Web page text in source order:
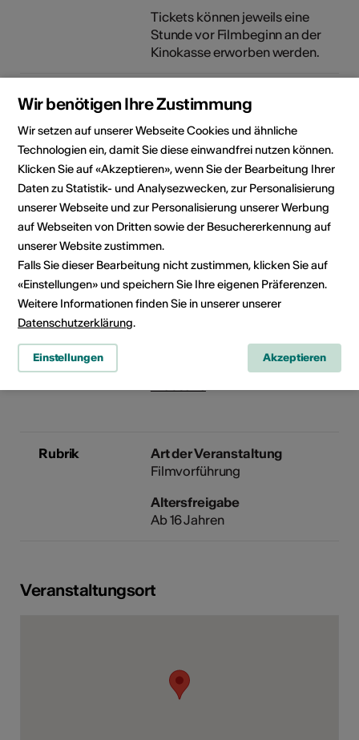
Tickets können jeweils eine
Stunde vor Filmbeginn an der
Kinokasse erworben werden.
Bauliche
Zugänglichkeit
Rollstuhlgängig
Parkplatz
eingeschränkt
rollstuhlgängig
WC nicht
rollstuhlgängig
Details zur baulichen
Zugänglichkeit
Veranstalter
Kino Astoria
Napoleonstrasse 9A
Reservationen +41 27 946 16 26
Rubrik
Art der Veranstaltung
Filmvorführung
Altersfreigabe
Ab 16 Jahren
Veranstaltungsort
Wir benötigen Ihre Zustimmung
Wir setzen auf unserer Webseite Cookies und ähnliche
Technologien ein, damit Sie diese einwandfrei nutzen können.
Klicken Sie auf «Akzeptieren», wenn Sie der Bearbeitung Ihrer
Daten zu Statistik- und Analysezwecken, zur Personalisierung
unserer Webseite und zur Personalisierung unserer Werbung
auf Webseiten von Dritten sowie der Besuchererkennung auf
unserer Website zustimmen.
Falls Sie dieser Bearbeitung nicht zustimmen, klicken Sie auf
«Einstellungen» und speichern Sie Ihre eigenen Präferenzen.
Weitere Informationen finden Sie in unserer unserer
Datenschutzerklärung.
Einstellungen Akzeptieren